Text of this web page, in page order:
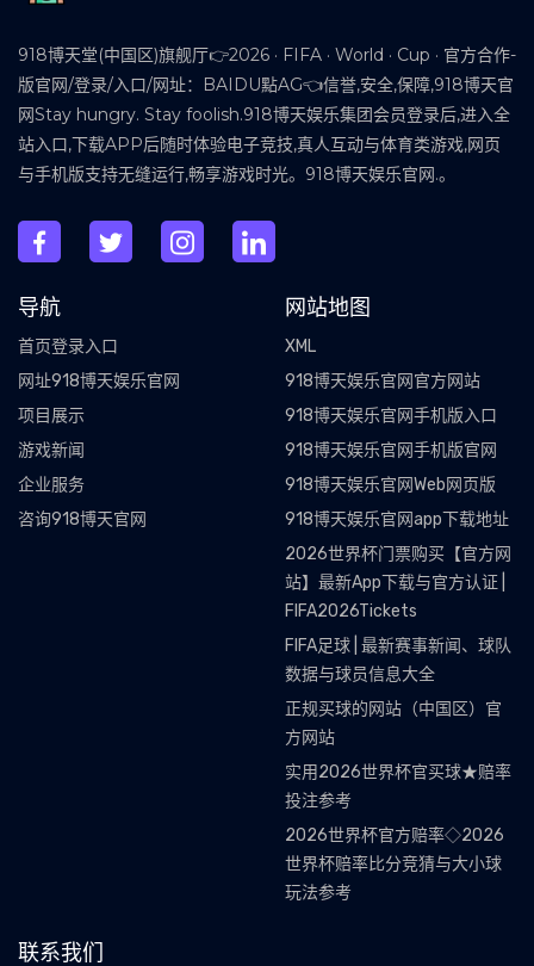
918博天堂(中国区)旗舰厅👉2026 · FIFA · World · Cup · 官方合作-
版官网/登录/入口/网址：BAIDU點AG👈信誉,安全,保障,918博天官
网Stay hungry. Stay foolish.918博天娱乐集团会员登录后,进入全
站入口,下载APP后随时体验电子竞技,真人互动与体育类游戏,网页
与手机版支持无缝运行,畅享游戏时光。918博天娱乐官网.。
导航
首页登录入口
网址918博天娱乐官网
项目展示
游戏新闻
企业服务
咨询918博天官网
网站地图
XML
918博天娱乐官网官方网站
918博天娱乐官网手机版入口
918博天娱乐官网手机版官网
918博天娱乐官网Web网页版
918博天娱乐官网app下载地址
2026世界杯门票购买【官方网
站】最新App下载与官方认证 |
FIFA2026Tickets
FIFA足球 | 最新赛事新闻、球队
数据与球员信息大全
正规买球的网站（中国区）官
方网站
实用2026世界杯官买球★赔率
投注参考
2026世界杯官方赔率◇2026
世界杯赔率比分竞猜与大小球
玩法参考
联系我们